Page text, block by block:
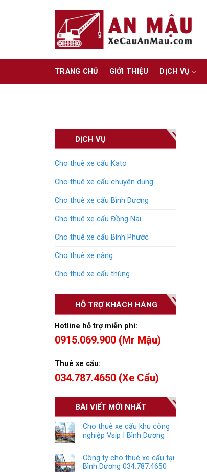
TRANG CHỦ GIỚI THIỆU DỊCH VỤ
DỊCH VỤ
Cho thuê xe cẩu Kato
Cho thuê xe cẩu chuyên dụng
Cho thuê xe cẩu Bình Dương
Cho thuê xe cẩu Đồng Nai
Cho thuê xe cẩu Bình Phước
Cho thuê xe nâng
Cho thuê xe cẩu thùng
HỖ TRỢ KHÁCH HÀNG
Hotline hỗ trợ miễn phí:
0915.069.900 (Mr Mậu)
Thuê xe cẩu:
034.787.4650 (Xe Cẩu)
BÀI VIẾT MỚI NHẤT
Cho thuê xe cẩu khu công
nghiệp Vsip I Bình Dương
Công ty cho thuê xe cẩu tại
Bình Dương 034.787.4650